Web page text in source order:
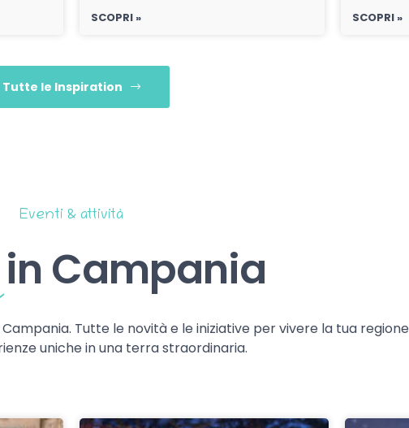
SCOPRI » SCOPRI »
Tutte le Inspiration
Eventi & attività
in Campania
Tutte le novità e le iniziative per vivere la tua regione
uniche in una terra straordinaria.